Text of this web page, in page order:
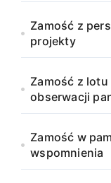
Zamość z
projekty
Zamość z lotu
obserwacji
Zamość w
wspomnienia